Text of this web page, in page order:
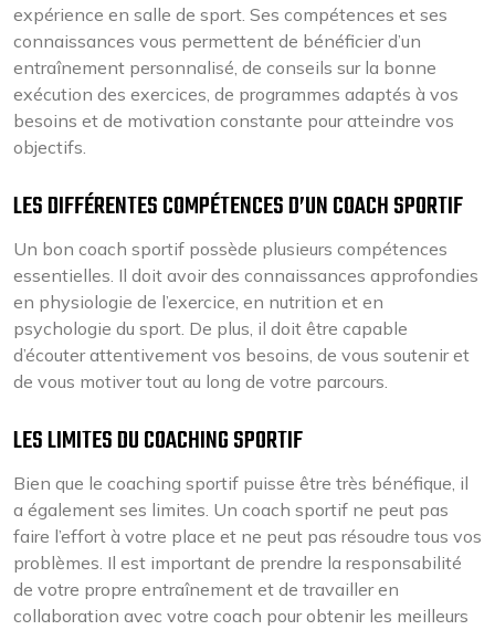
expérience en salle de sport. Ses compétences et ses
connaissances vous permettent de bénéficier d’un
entraînement personnalisé, de conseils sur la bonne
exécution des exercices, de programmes adaptés à vos
besoins et de motivation constante pour atteindre vos
objectifs.
LES DIFFÉRENTES COMPÉTENCES D’UN COACH SPORTIF
Un bon coach sportif possède plusieurs compétences
essentielles. Il doit avoir des connaissances approfondies
en physiologie de l’exercice, en nutrition et en
psychologie du sport. De plus, il doit être capable
d’écouter attentivement vos besoins, de vous soutenir et
de vous motiver tout au long de votre parcours.
LES LIMITES DU COACHING SPORTIF
Bien que le coaching sportif puisse être très bénéfique, il
a également ses limites. Un coach sportif ne peut pas
faire l’effort à votre place et ne peut pas résoudre tous vos
problèmes. Il est important de prendre la responsabilité
de votre propre entraînement et de travailler en
collaboration avec votre coach pour obtenir les meilleurs